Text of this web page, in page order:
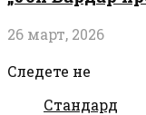
26 март, 2026
Следете не
Стандард